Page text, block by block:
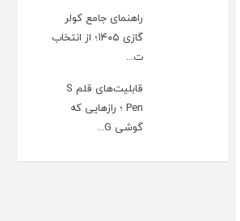
راهنمای جامع کولر
گازی ۱۴۰۵؛ از انتخاب
ت...
قابلیت‌های قلم S
Pen ؛ رازهایی که
گوشی G...